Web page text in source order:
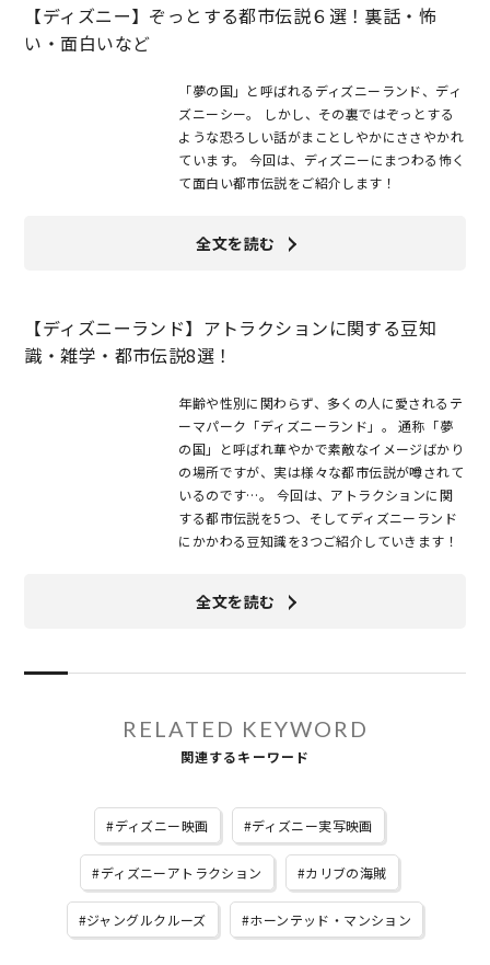
【ディズニー】ぞっとする都市伝説６選！裏話・怖
い・面白いなど
「夢の国」と呼ばれるディズニーランド、ディ
ズニーシー。 しかし、その裏ではぞっとする
ような恐ろしい話がまことしやかにささやかれ
ています。 今回は、ディズニーにまつわる怖く
て面白い都市伝説をご紹介します！
全文を読む
【ディズニーランド】アトラクションに関する豆知
識・雑学・都市伝説8選！
年齢や性別に関わらず、多くの人に愛されるテ
ーマパーク「ディズニーランド」。 通称「夢
の国」と呼ばれ華やかで素敵なイメージばかり
の場所ですが、実は様々な都市伝説が噂されて
いるのです…。 今回は、アトラクションに関
する都市伝説を5つ、そしてディズニーランド
にかかわる豆知識を3つご紹介していきます！
全文を読む
RELATED KEYWORD
関連するキーワード
ディズニー映画 ディズニー実写映画
ディズニーアトラクション カリブの海賊
ジャングルクルーズ ホーンテッド・マンション